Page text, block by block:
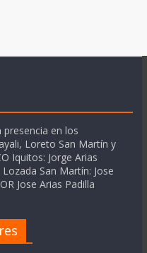
presencia en los
Loreto San Martín y
Iquitos: Jorge Arias
San Martín: Jose
Jose Arias Padilla